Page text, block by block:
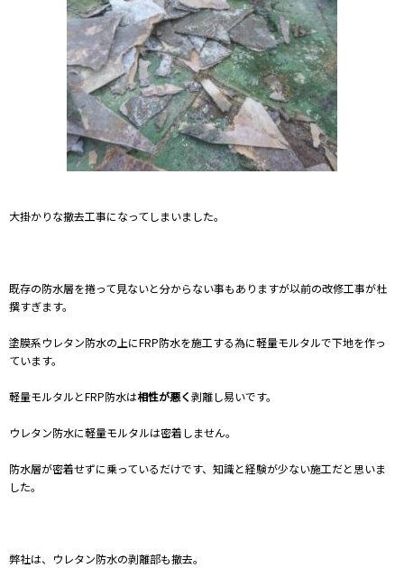
大掛かりな撤去工事になってしまいました。
既存の防水層を捲って見ないと分からない事もありますが以前の改修工事が杜
撰すぎます。
塗膜系ウレタン防水の上にFRP防水を施工する為に軽量モルタルで下地を作っ
ています。
軽量モルタルとFRP防水は相性が悪く剥離し易いです。
ウレタン防水に軽量モルタルは密着しません。
防水層が密着せずに乗っているだけです、知識と経験が少ない施工だと思いま
した。
弊社は、ウレタン防水の剥離部も撤去。